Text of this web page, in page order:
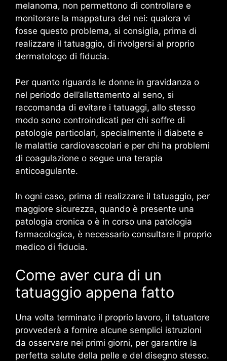
melanoma, non permettono di controllare e
monitorare la mappatura dei nei: qualora vi
fosse questo problema, si consiglia, prima di
realizzare il tatuaggio, di rivolgersi al proprio
dermatologo di fiducia.
Per quanto riguarda le donne in gravidanza o
nel periodo dell’allattamento al seno, si
raccomanda di evitare i tatuaggi, allo stesso
modo sono controindicati per chi soffre di
patologie particolari, specialmente il diabete e
le malattie cardiovascolari e per chi ha problemi
di coagulazione o segue una terapia
anticoagulante.
In ogni caso, prima di realizzare il tatuaggio, per
maggiore sicurezza, quando è presente una
patologia cronica o è in corso una patologia
farmacologica, è necessario consultare il proprio
medico di fiducia.
Come aver cura di un
tatuaggio appena fatto
Una volta terminato il proprio lavoro, il tatuatore
provvederà a fornire alcune semplici istruzioni
da osservare nei primi giorni, per garantire la
perfetta salute della pelle e del disegno stesso.